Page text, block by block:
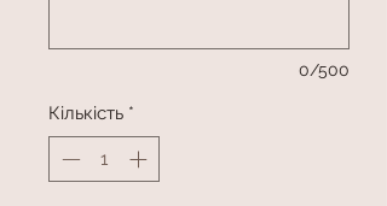
0/500
Кількість *